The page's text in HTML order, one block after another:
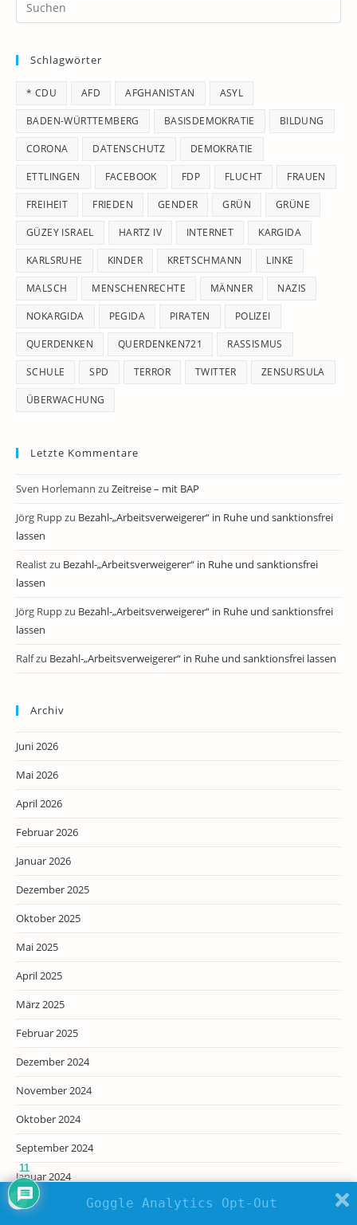
Schlagwörter
* CDU AFD AFGHANISTAN ASYL
BADEN-WÜRTTEMBERG BASISDEMOKRATIE BILDUNG
CORONA DATENSCHUTZ DEMOKRATIE
ETTLINGEN FACEBOOK FDP FLUCHT FRAUEN
FREIHEIT FRIEDEN GENDER GRÜN GRÜNE
GÜZEY ISRAEL HARTZ IV INTERNET KARGIDA
KARLSRUHE KINDER KRETSCHMANN LINKE
MALSCH MENSCHENRECHTE MÄNNER NAZIS
NOKARGIDA PEGIDA PIRATEN POLIZEI
QUERDENKEN QUERDENKEN721 RASSISMUS
SCHULE SPD TERROR TWITTER ZENSURSULA
ÜBERWACHUNG
Letzte Kommentare
Sven Horlemann zu Zeitreise – mit BAP
Jörg Ruppzu Bezahl-„Arbeitsverweigerer“ in Ruhe und sanktionsfrei
lassen
Realistzu Bezahl-„Arbeitsverweigerer“ in Ruhe und sanktionsfrei
lassen
Jörg Ruppzu Bezahl-„Arbeitsverweigerer“ in Ruhe und sanktionsfrei
lassen
Ralfzu Bezahl-„Arbeitsverweigerer“ in Ruhe und sanktionsfrei lassen
Archiv
Juni 2026
Mai 2026
April 2026
Februar 2026
Januar 2026
Dezember 2025
Oktober 2025
Mai 2025
April 2025
März 2025
Februar 2025
Dezember 2024
November 2024
Oktober 2024
September 2024
Januar 2024
Dezember 2023Goggle Analytics Opt-Out
11